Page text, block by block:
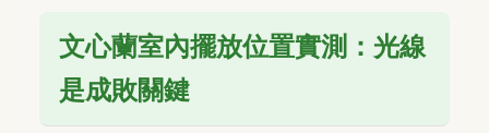
文心蘭室內擺放位置實測：光線
是成敗關鍵